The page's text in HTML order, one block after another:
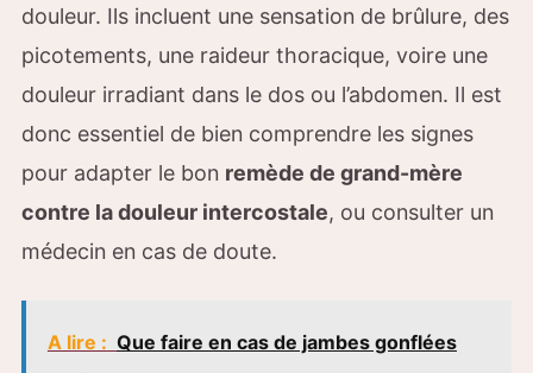
douleur. Ils incluent une sensation de brûlure, des
picotements, une raideur thoracique, voire une
douleur irradiant dans le dos ou l’abdomen. Il est
donc essentiel de bien comprendre les signes
pour adapter le bon remède de grand-mère
contre la douleur intercostale, ou consulter un
médecin en cas de doute.
A lire : Que faire en cas de jambes gonflées